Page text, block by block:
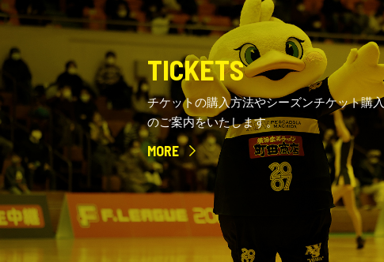
TICKETS
チケットの購入方法やシーズンチケット購入
のご案内をいたします。
MORE